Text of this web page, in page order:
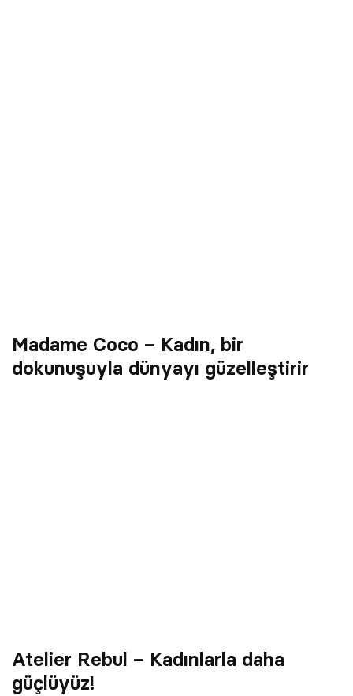
Madame Coco – Kadın, bir
dokunuşuyla dünyayı güzelleştirir
Atelier Rebul – Kadınlarla daha
güçlüyüz!